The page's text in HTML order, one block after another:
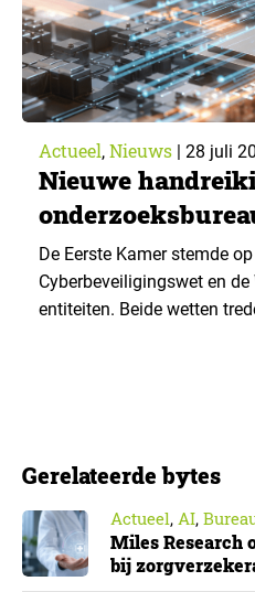
Actueel, Nieuws | 28 juli
Nieuwe
De Eerste Kamer stemde
Cyberbeveiligingswet en
entiteiten. Beide wetten
onderzoeksorganisatie. De
Gerelateerde bytes
Actueel, AI,
Miles Research
bij